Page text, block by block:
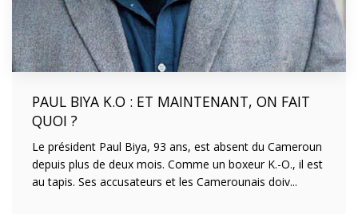
PAUL BIYA K.O : ET MAINTENANT, ON FAIT
QUOI ?
Le président Paul Biya, 93 ans, est absent du Cameroun
depuis plus de deux mois. Comme un boxeur K.-O., il est
au tapis. Ses accusateurs et les Camerounais doiv...